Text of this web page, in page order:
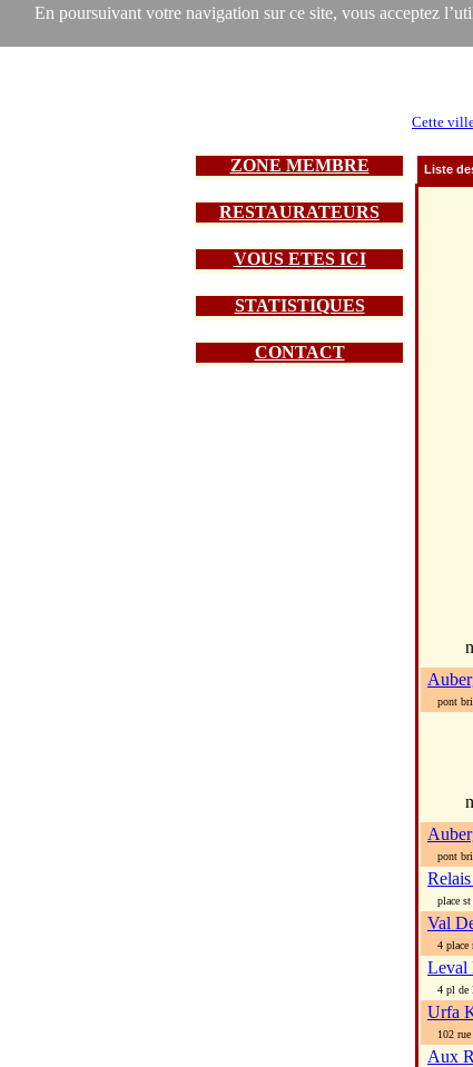
En poursuivant votre navigation sur ce site, vous acceptez
Cette
ZONE MEMBRE
RESTAURATEURS
VOUS ETES ICI
STATISTIQUES
CONTACT
Liste
pont
pont
place st
Val
4 place
Leval
4 pl de
Urfa
102 rue
Aux